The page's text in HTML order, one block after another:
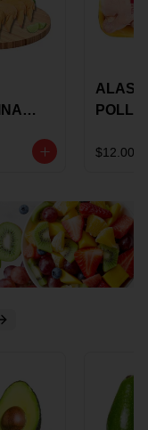
A
ALAS
POLLO
$12.000